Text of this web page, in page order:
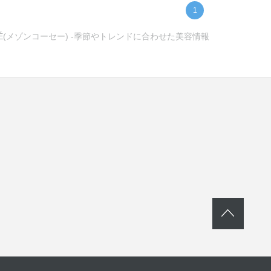
1
ゾンコーセー) -季節やトレンドに合わせた美容情報